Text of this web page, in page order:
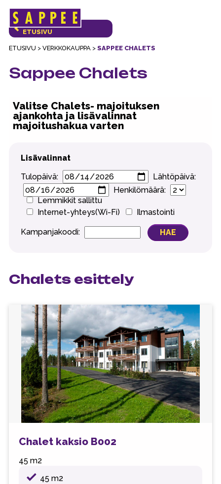
Päävalikko
ETUSIVU > VERKKOKAUPPA> SAPPEE CHALETS
VERKKOKAUPAN
ETUSIVU
Sappee Chalets
Valitse Chalets- majoituksen
ajankohta ja lisävalinnat
majoitushakua varten
Lisävalinnat
Tulopäivä:
Lähtöpäivä:
Henkilömäärä:
Lemmikkit sallittu
Internet-yhteys(Wi-Fi)
Ilmastointi
Kampanjakoodi:
Chalets esittely
Chalet kaksio B002
45 m2
45 m2